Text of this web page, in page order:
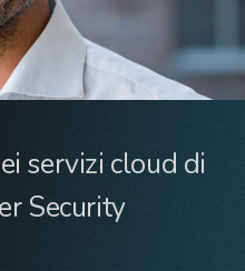
servizi cloud di
Security